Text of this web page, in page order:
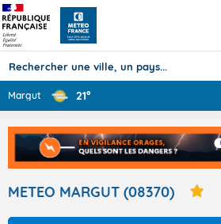
TOUS LES
Articles
Margut 21°
METEO MARGUT (08370)